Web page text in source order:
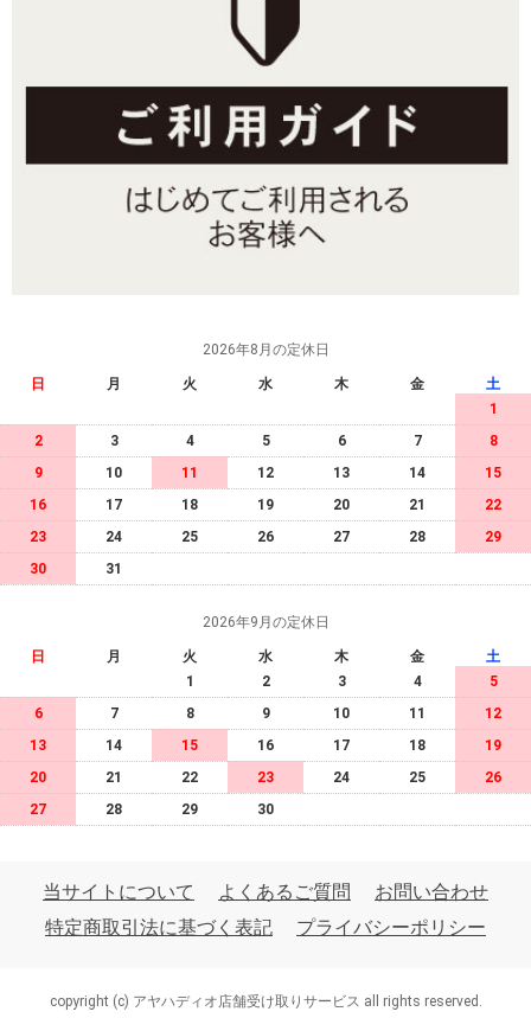
2026年8月の定休日
日 月 火 水 木 金
土
1
2
3 4 5 6 7
8
9
10 11 12 13 14
15
16
17 18 19 20 21
22
23
24 25 26 27 28
29
30
31
2026年9月の定休日
日 月 火 水 木 金
土
1
2 3 4
5
6
7 8 9 10 11
12
13
14 15 16 17 18
19
20
21 22 23 24 25
26
27
28 29 30
当サイトについて よくあるご質問
お問い合わせ
特定商取引法に基づく表記
プライバシーポリシー
copyright (c) アヤハディオ店舗受け取りサービス all rights reserved.